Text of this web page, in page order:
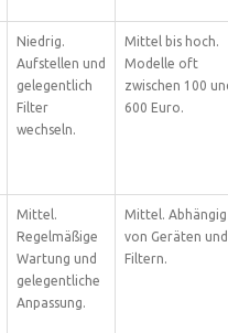
Niedrig.
Aufstellen und
gelegentlich
Filter
wechseln.
Mittel bis hoch.
Modelle oft
zwischen 100
600 Euro.
Mittel.
Regelmäßige
Wartung und
gelegentliche
Anpassung.
Mittel. Abhängig
von Geräten und
Filtern.